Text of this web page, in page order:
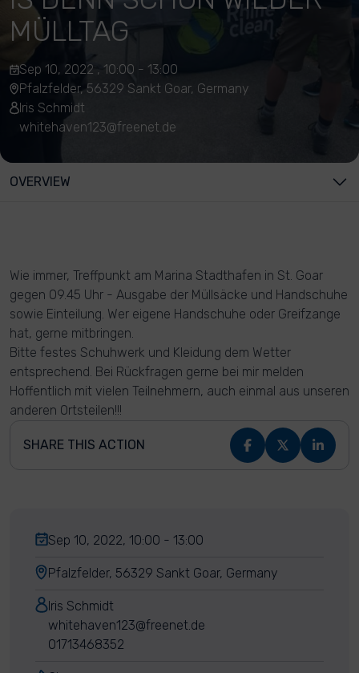
MÜLLTAG
Sep 10, 2022 , 10:00 - 13:00
Pfalzfelder, 56329 Sankt Goar, Germany
Iris Schmidt
whitehaven123@freenet.de
OVERVIEW
Wie immer, Treffpunkt am Marina Stadthafen in St. Goar
gegen 09.45 Uhr - Ausgabe der Müllsäcke und Handschuhe
sowie Einteilung. Wer eigene Handschuhe oder Greifzange
hat, gerne mitbringen.
Bitte festes Schuhwerk und Kleidung dem Wetter
entsprechend. Bei Rückfragen gerne bei mir melden
Hoffentlich mit vielen Teilnehmern, auch einmal aus unseren
anderen Ortsteilen!!!
SHARE THIS ACTION
Sep 10, 2022, 10:00 - 13:00
Pfalzfelder, 56329 Sankt Goar, Germany
Iris Schmidt
whitehaven123@freenet.de
01713468352